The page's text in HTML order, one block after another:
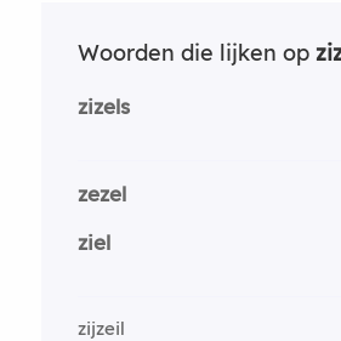
Woorden die lijken op
zizels
zezel
ziel
zijzeil